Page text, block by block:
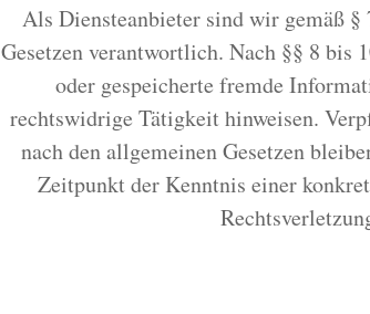
Als Diensteanbieter sind wir gemäß
Gesetzen verantwortlich. Nach §§ 8
oder gespeicherte fremde
rechtswidrige Tätigkeit hinweisen.
nach den allgemeinen Gesetzen
Zeitpunkt der Kenntnis einer